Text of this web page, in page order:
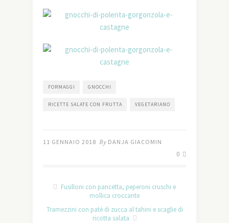
FORMAGGI GNOCCHI
RICETTE SALATE CON FRUTTA VEGETARIANO
11 GENNAIO 2018 By DANJA GIACOMIN
0
Fusilloni con pancetta, peperoni cruschi e
mollica croccante
Tramezzini con patè di zucca al tahini e scaglie di
ricotta salata